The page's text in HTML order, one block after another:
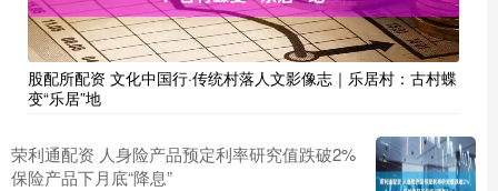
股配所配资 文化中国行·传统村落人文影像志｜乐居村：古村蝶
变“乐居”地
荣利通配资 人身险产品预定利率研究值跌破2%
保险产品下月底“降息”